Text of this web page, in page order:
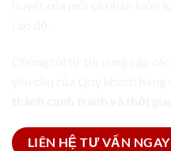
LIÊN HỆ TƯ VẤN NGAY